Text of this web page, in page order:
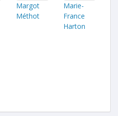
Margot
Méthot
Marie-
France
Harton